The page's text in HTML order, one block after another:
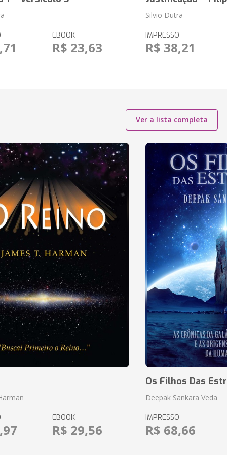
EBOOK
R$ 23,63
Silvio Dutra
IMPRESSO
R$ 38,21
Ver a lista completa
EBOOK
R$ 29,56
Os Filhos Das
Deepak Sankara Veda
IMPRESSO
R$ 68,66